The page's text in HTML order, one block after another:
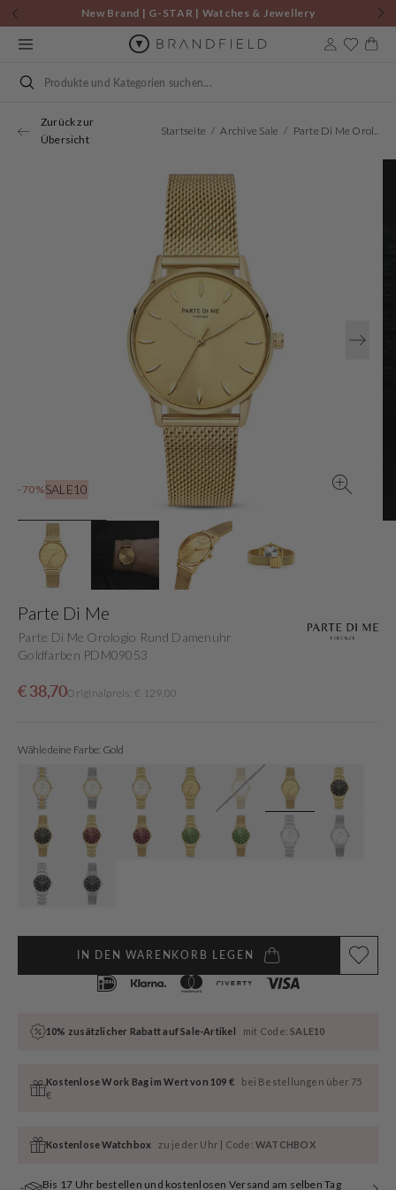
Zum
Inhalt
springen
New Brand | G-STAR | Watches & Jewellery
Suchen
Zurück zur
Übersicht
Startseite Archive Sale Parte Di Me Orologio Rund Damenuhr Goldfarben PDM09053
-70%SALE10
Öffnen
in
der
Galerieansicht
Parte Di Me
Parte Di Me Orologio Rund Damenuhr
Goldfarben PDM09053
Verkaufspreis
€ 38,70
NormalerOriginalpreis: € 129,00
Wähle deine Farbe: Gold
IN DEN WARENKORB LEGEN
10% zusätzlicher Rabatt auf Sale-Artikel mit Code:SALE10
Kostenlose Work Bag im Wert von 109 €
bei Bestellungen über 75
€
Kostenlose Watchbox zu jeder Uhr | Code:WATCHBOX
Bis 17 Uhr bestellen und kostenlosen Versand am selben Tag